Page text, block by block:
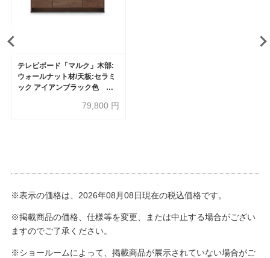
テレビボード「マルク」木部:
ウォールナット材/天板:セラミ
ック アイアンブラック色 全2
ンラインショップ限定品】
79,800 円
※表示の価格は、2026年08月08日現在の税込価格です。
※掲載商品の価格、仕様等を変更、または中止する場合がござい
ますのでご了承ください。
※ショールームによって、掲載商品が展示されていない場合がご